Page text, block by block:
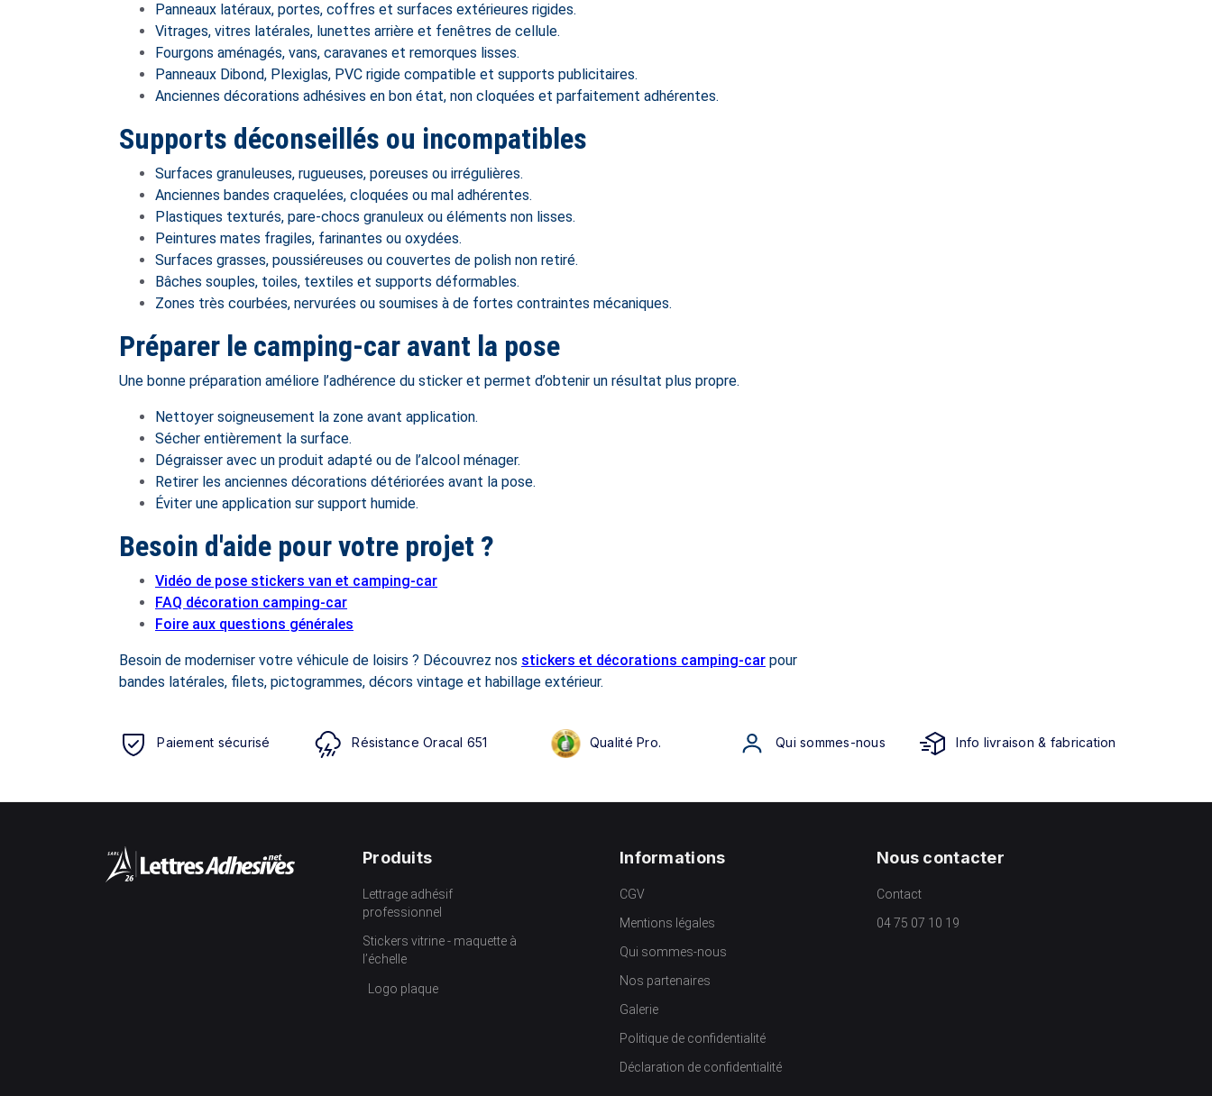
Panneaux latéraux, portes, coffres et surfaces extérieures rigides.
Vitrages, vitres latérales, lunettes arrière et fenêtres de cellule.
Fourgons aménagés, vans, caravanes et remorques lisses.
Panneaux Dibond, Plexiglas, PVC rigide compatible et supports publicitaires.
Anciennes décorations adhésives en bon état, non cloquées et parfaitement adhérentes.
Supports déconseillés ou incompatibles
Surfaces granuleuses, rugueuses, poreuses ou irrégulières.
Anciennes bandes craquelées, cloquées ou mal adhérentes.
Plastiques texturés, pare-chocs granuleux ou éléments non lisses.
Peintures mates fragiles, farinantes ou oxydées.
Surfaces grasses, poussiéreuses ou couvertes de polish non retiré.
Bâches souples, toiles, textiles et supports déformables.
Zones très courbées, nervurées ou soumises à de fortes contraintes mécaniques.
Préparer le camping-car avant la pose
Une bonne préparation améliore l’adhérence du sticker et permet d’obtenir un résultat plus propre.
Nettoyer soigneusement la zone avant application.
Sécher entièrement la surface.
Dégraisser avec un produit adapté ou de l’alcool ménager.
Retirer les anciennes décorations détériorées avant la pose.
Éviter une application sur support humide.
Besoin d'aide pour votre projet ?
Vidéo de pose stickers van et camping-car
FAQ décoration camping-car
Foire aux questions générales
Besoin de moderniser votre véhicule de loisirs ? Découvrez nos stickers et décorations camping-car pour
bandes latérales, filets, pictogrammes, décors vintage et habillage extérieur.
Paiement sécurisé Résistance Oracal 651 Qualité Pro. Qui sommes-nous Info livraison & fabrication
Produits
Lettrage adhésif
professionnel
Stickers vitrine - maquette à
l’échelle
Logo plaque
Informations
CGV
Mentions légales
Qui sommes-nous
Nos partenaires
Galerie
Politique de confidentialité
Déclaration de confidentialité
Nous contacter
Contact
04 75 07 10 19